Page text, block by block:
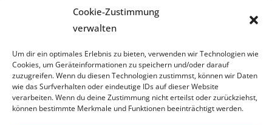
Cookie-Zustimmung
verwalten
Um dir ein optimales Erlebnis zu bieten, verwenden wir Technologien wie
Cookies, um Geräteinformationen zu speichern und/oder darauf
zuzugreifen. Wenn du diesen Technologien zustimmst, können wir Daten
wie das Surfverhalten oder eindeutige IDs auf dieser Website
verarbeiten. Wenn du deine Zustimmung nicht erteilst oder zurückziehst,
können bestimmte Merkmale und Funktionen beeinträchtigt werden.
Athleten im Sport geleistet. Dieses
Projekt steht beispielhaft für die
Arbeitsweise von Campus for Company,
individuelle Lösungen zu entwickeln, im
engen Kontakt mit den Kunden zu stehen
und vielfältige Erkenntnisse aus